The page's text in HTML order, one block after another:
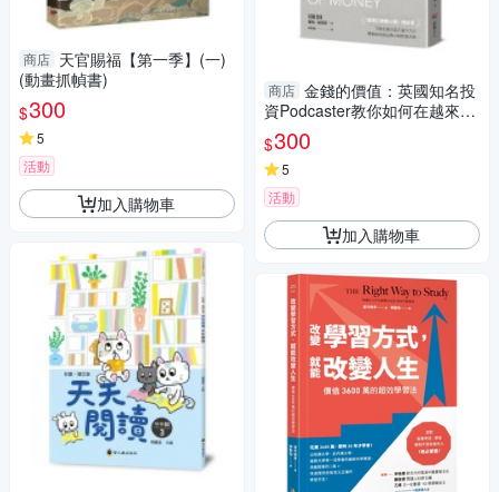
商店 天官賜福【第一季】(一)
(動畫抓幀書)
$300
5
活動
加入購物車
商店 金錢的價值：英國知名投
資Podcaster教你如何在越來越
複雜的金融世界中，找出
$300
5
活動
加入購物車